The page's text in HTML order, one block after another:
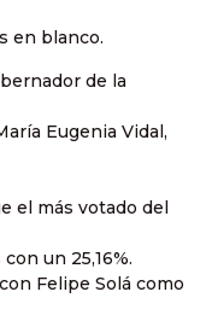
en blanco.
de la
Eugenia Vidal,
el más votado del
un 25,16%.
Felipe Solá como